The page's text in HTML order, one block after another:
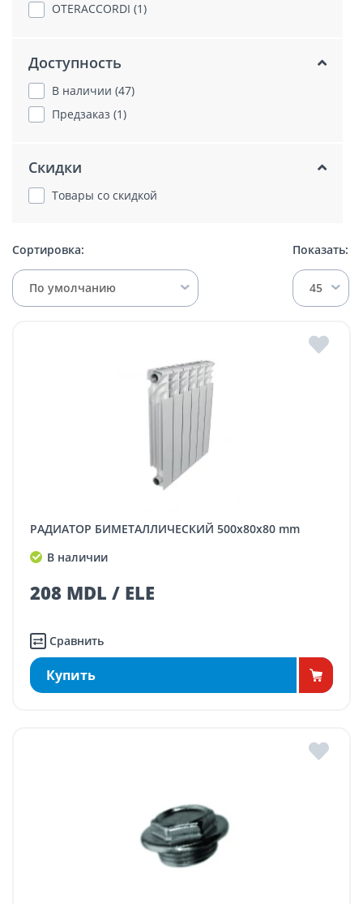
OTERACCORDI (1)
Доступность
В наличии (47)
Предзаказ (1)
Скидки
Товары со скидкой
Сортировка:
По умолчанию
Показать:
45
РАДИАТОР БИМЕТАЛЛИЧЕСКИЙ 500x80x80 mm
В наличии
208 MDL / ELE
Сравнить
Купить